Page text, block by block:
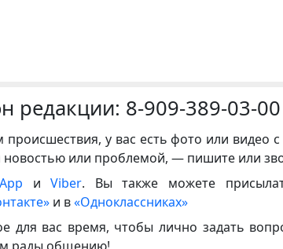
редакции: 8-909-389-03-00
происшествия, у вас есть фото или видео
новостью или проблемой, — пишите или
иViber. Вы также можете
и в«Одноклассниках»
для вас время, чтобы лично задать